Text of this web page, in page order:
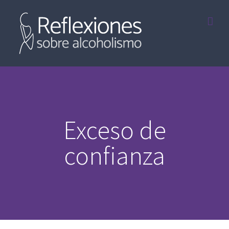
contenido
Exceso de
confianza